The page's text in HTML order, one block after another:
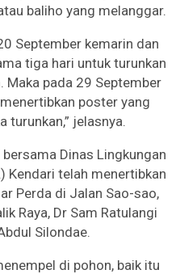
baliho yang melanggar.
September kemarin dan
tiga hari untuk turunkan
Maka pada 29 September
poster yang
turunkan,” jelasnya.
Dinas Lingkungan
Kendari telah menertibkan
Perda di Jalan Sao-sao,
Raya, Dr Sam Ratulangi
Silondae.
di pohon, baik itu